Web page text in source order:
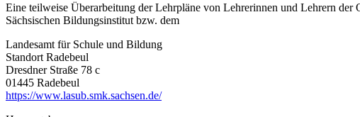
Eine teilweise Überarbeitung der Lehrpläne von Lehrerinnen und Lehrern
Sächsischen Bildungsinstitut bzw. dem
Landesamt für Schule und Bildung
Standort Radebeul
Dresdner Straße 78 c
01445 Radebeul
https://www.lasub.smk.sachsen.de/